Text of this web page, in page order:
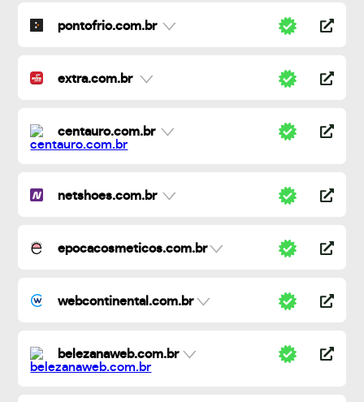
pontofrio.com.br
extra.com.br
centauro.com.br
netshoes.com.br
epocacosmeticos.com.br
webcontinental.com.br
belezanaweb.com.br